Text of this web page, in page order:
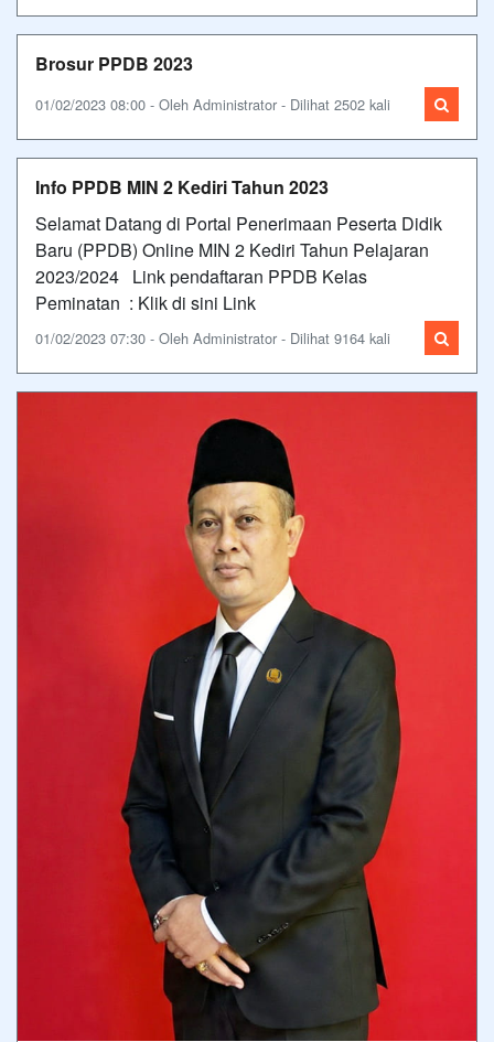
Brosur PPDB 2023
01/02/2023 08:00 - Oleh Administrator - Dilihat 2502 kali
Info PPDB MIN 2 Kediri Tahun 2023
Selamat Datang di Portal Penerimaan Peserta Didik
Baru (PPDB) Online MIN 2 Kediri Tahun Pelajaran
2023/2024 Link pendaftaran PPDB Kelas
Peminatan : Klik di sini Link
01/02/2023 07:30 - Oleh Administrator - Dilihat 9164 kali